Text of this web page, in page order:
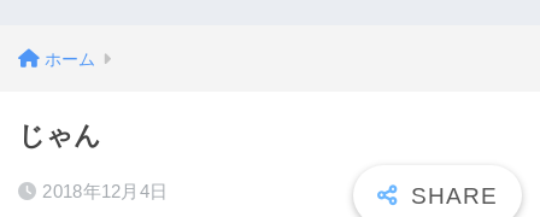
ホーム
じゃん
2018年12月4日